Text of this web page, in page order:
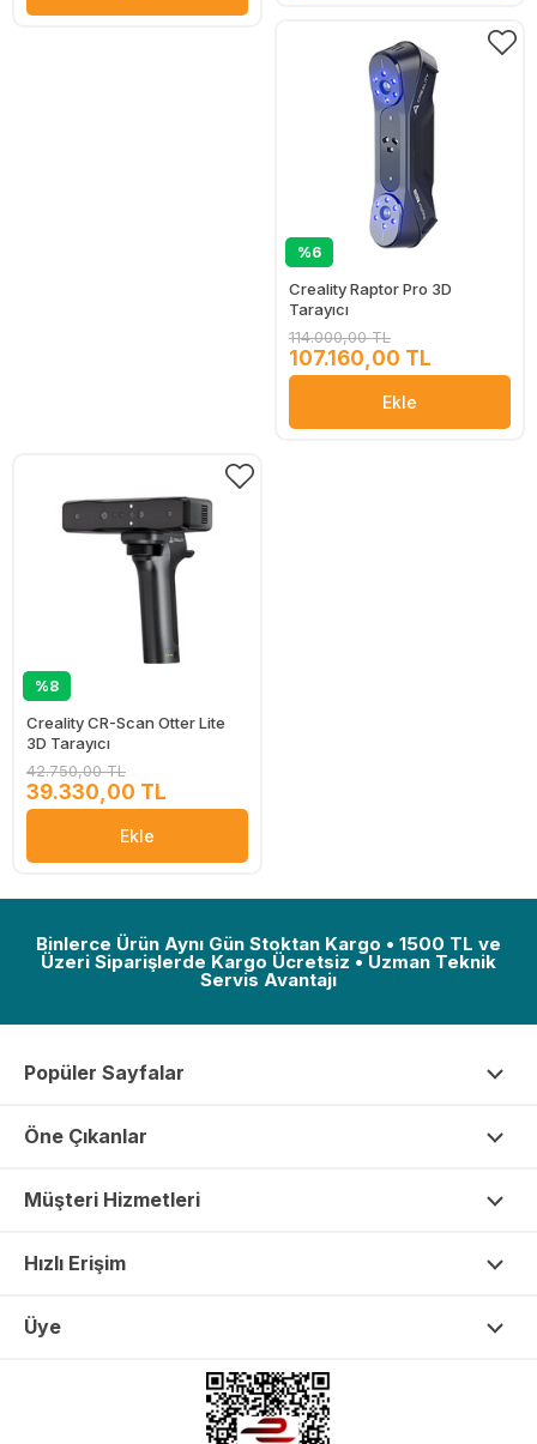
%6
Creality Raptor Pro 3D
Tarayıcı
114.000,00 TL
107.160,00 TL
Ekle
%8
Creality CR-Scan Otter Lite
3D Tarayıcı
42.750,00 TL
39.330,00 TL
Ekle
Binlerce Ürün Aynı Gün Stoktan Kargo • 1500 TL ve
Üzeri Siparişlerde Kargo Ücretsiz • Uzman Teknik
Servis Avantajı
Popüler Sayfalar
Öne Çıkanlar
Müşteri Hizmetleri
Hızlı Erişim
Üye